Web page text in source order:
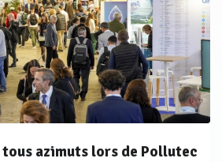
azimuts lors de Pollutec